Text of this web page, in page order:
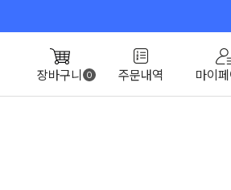
장바구니 0 주문내역 마이페